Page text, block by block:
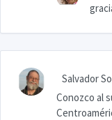
Salvador
Conozco al